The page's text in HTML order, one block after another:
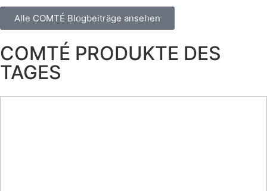
Alle COMTÉ Blogbeiträge ansehen
COMTÉ PRODUKTE DES
TAGES